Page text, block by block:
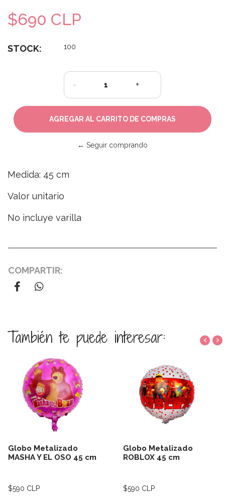
$690 CLP
STOCK: 100
- +
← Seguir comprando
Medida: 45 cm
Valor unitario
No incluye varilla
COMPARTIR:
También te puede interesar:
Globo Metalizado
MASHA Y EL OSO 45 cm
$590 CLP
Globo Metalizado
ROBLOX 45 cm
$590 CLP
‹ ›